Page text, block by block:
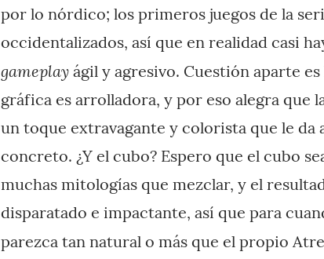
por lo nórdico; los primeros juegos de la
occidentalizados, así que en realidad casi
gameplay ágil y agresivo. Cuestión aparte
gráfica es arrolladora, y por eso alegra
un toque extravagante y colorista que le da
concreto. ¿Y el cubo? Espero que el cubo
muchas mitologías que mezclar, y el
disparatado e impactante, así que para
parezca tan natural o más que el propio